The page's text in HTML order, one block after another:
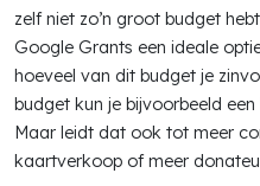
zelf niet zo’n groot budget
Google Grants een ideale
hoeveel van dit budget je
budget kun je bijvoorbeeld
Maar leidt dat ook tot meer
kaartverkoop of meer